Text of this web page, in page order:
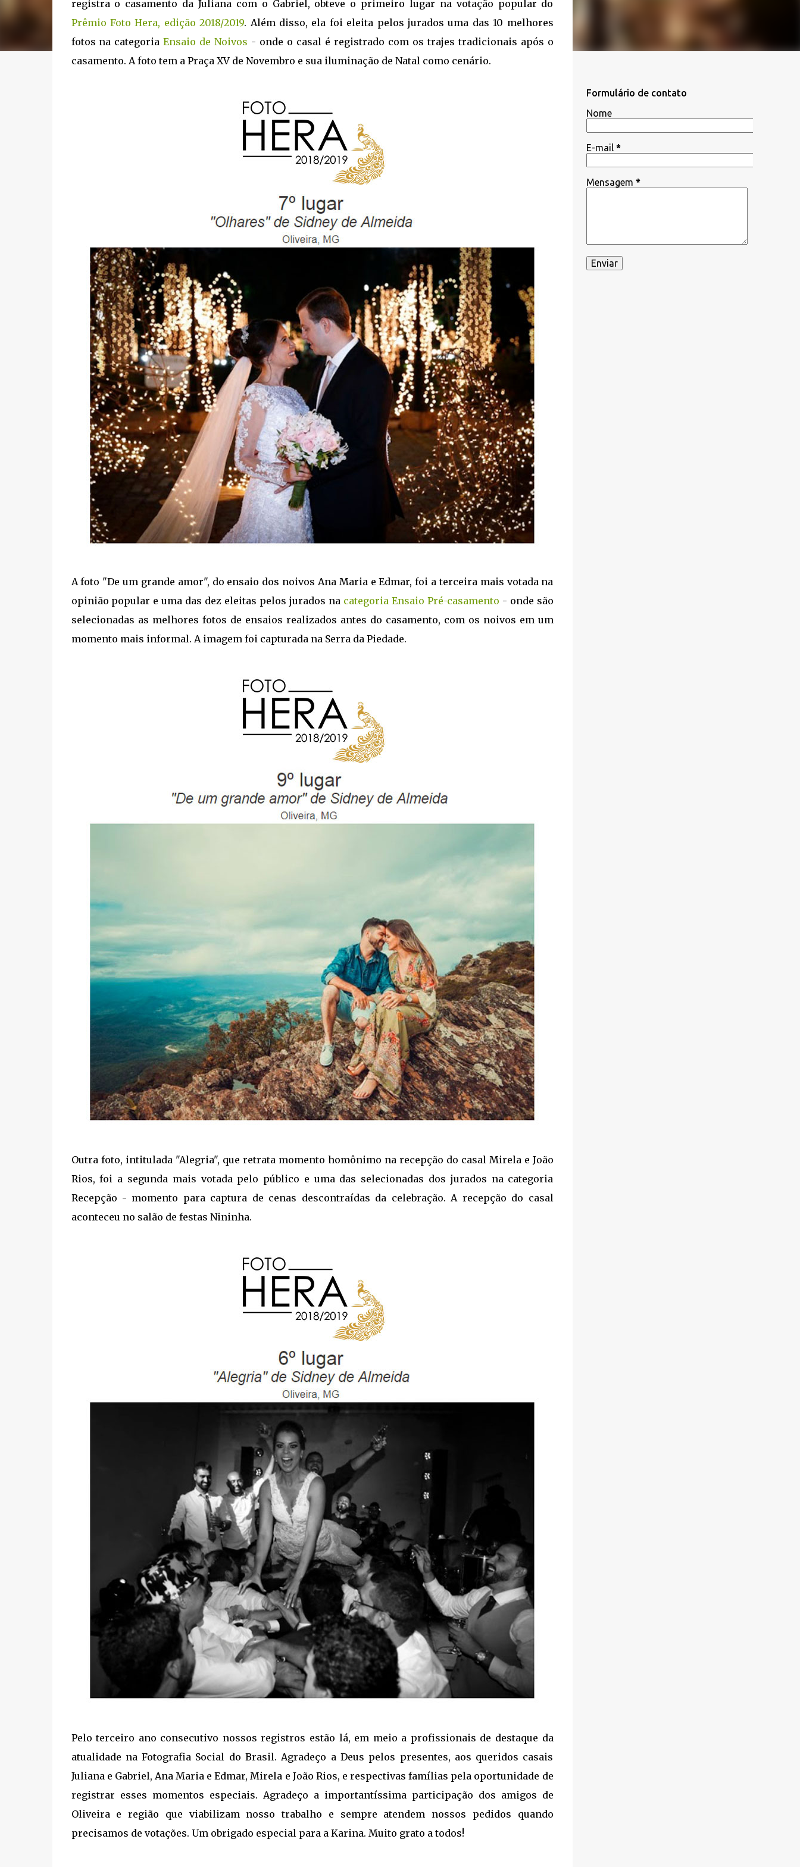
registra o casamento da Juliana com o Gabriel, obteve o primeiro lugar na votação popular do
Prêmio Foto Hera, edição 2018/2019. Além disso, ela foi eleita pelos jurados uma das 10 melhores
fotos na categoriaEnsaio de Noivos - onde o casal é registrado com os trajes tradicionais após o
casamento. A foto tem a Praça XV de Novembro e sua iluminação de Natal como cenário.
A foto "De um grande amor", do ensaio dos noivos Ana Maria e Edmar, foi a terceira mais votada na
opinião popular e uma das dez eleitas pelos jurados na categoria Ensaio Pré-casamento - onde são
selecionadas as melhores fotos de ensaios realizados antes do casamento, com os noivos em um
momento mais informal. A imagem foi capturada na Serra da Piedade.
Outra foto, intitulada "Alegria", que retrata momento homônimo na recepção do casal Mirela e João
Rios, foi a segunda mais votada pelo público e uma das selecionadas dos jurados na categoria
Recepção - momento para captura de cenas descontraídas da celebração. A recepção do casal
aconteceu no salão de festas Nininha.
Pelo terceiro ano consecutivo nossos registros estão lá, em meio a profissionais de destaque da
atualidade na Fotografia Social do Brasil. Agradeço a Deus pelos presentes, aos queridos casais
Juliana e Gabriel, Ana Maria e Edmar, Mirela e João Rios, e respectivas famílias pela oportunidade de
registrar esses momentos especiais. Agradeço a importantíssima participação dos amigos de
Oliveira e região que viabilizam nosso trabalho e sempre atendem nossos pedidos quando
precisamos de votações. Um obrigado especial para a Karina. Muito grato a todos!
Formulário de contato
Nome
E-mail *
Mensagem *